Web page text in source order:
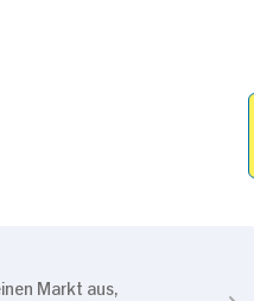
Markt aus,